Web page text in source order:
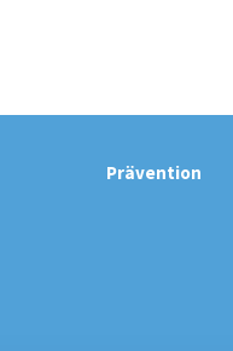
Prävention